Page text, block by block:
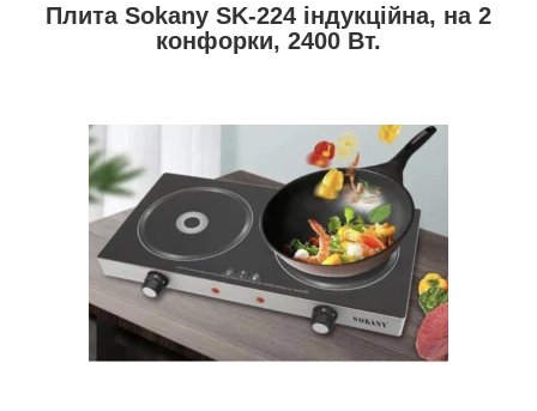
Плита Sokany SK-224 індукційна, на 2
конфорки, 2400 Вт.